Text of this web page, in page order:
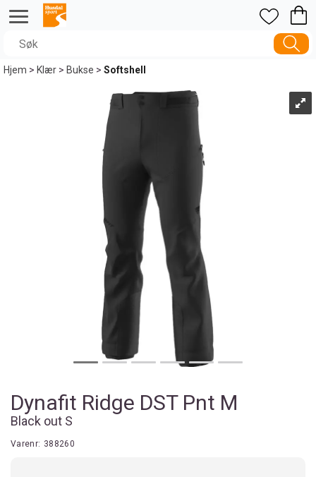
Hjem>Klær>Bukse>Softshell
Dynafit Ridge DST Pnt M
Black out S
Varenr: 388260